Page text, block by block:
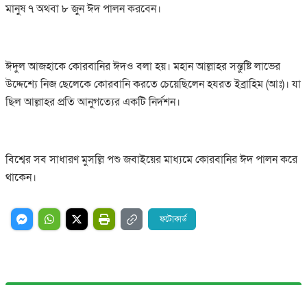
মানুষ ৭ অথবা ৮ জুন ঈদ পালন করবেন।
ঈদুল আজহাকে কোরবানির ঈদও বলা হয়। মহান আল্লাহর সন্তুষ্টি লাভের
উদ্দেশ্যে নিজ ছেলেকে কোরবানি করতে চেয়েছিলেন হযরত ইব্রাহিম (আঃ)। যা
ছিল আল্লাহর প্রতি আনুগত্যের একটি নির্দশন।
বিশ্বের সব সাধারণ মুসল্লি পশু জবাইয়ের মাধ্যমে কোরবানির ঈদ পালন করে
থাকেন।
ফটোকার্ড